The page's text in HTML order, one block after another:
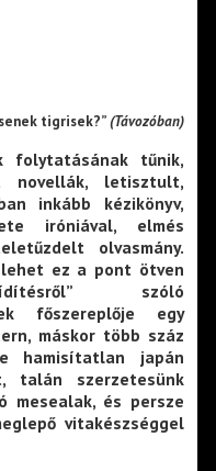
tigrisek?”(Távozóban)
folytatásának tűnik,
novellák, letisztult,
inkább kézikönyv,
iróniával, elmés
olvasmány.
ez a pont ötven
szóló
főszereplője egy
máskor több száz
hamisítatlan japán
talán szerzetesünk
mesealak, és persze
vitakészséggel